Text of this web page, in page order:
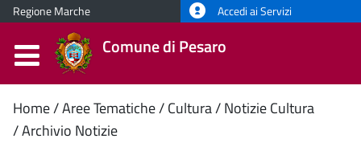
Regione Marche Accedi ai Servizi
Comune di Pesaro
Contenuto
Home Aree Tematiche Cultura Notizie Cultura
Archivio Notizie